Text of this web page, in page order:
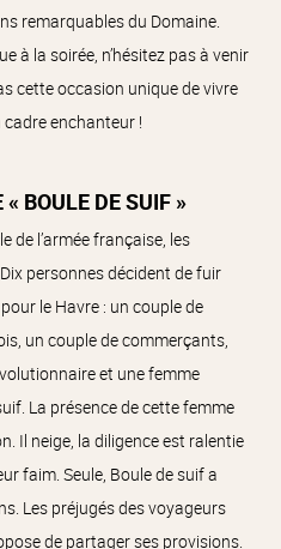
remarquables du Domaine.
à la soirée, n’hésitez pas à venir
cette occasion unique de vivre
enchanteur !
BOULE DE SUIF »
de l’armée française, les
personnes décident de fuir
le Havre : un couple de
un couple de commerçants,
et une femme
La présence de cette femme
Il neige, la diligence est ralentie
faim. Seule, Boule de suif a
Les préjugés des voyageurs
de partager ses provisions.